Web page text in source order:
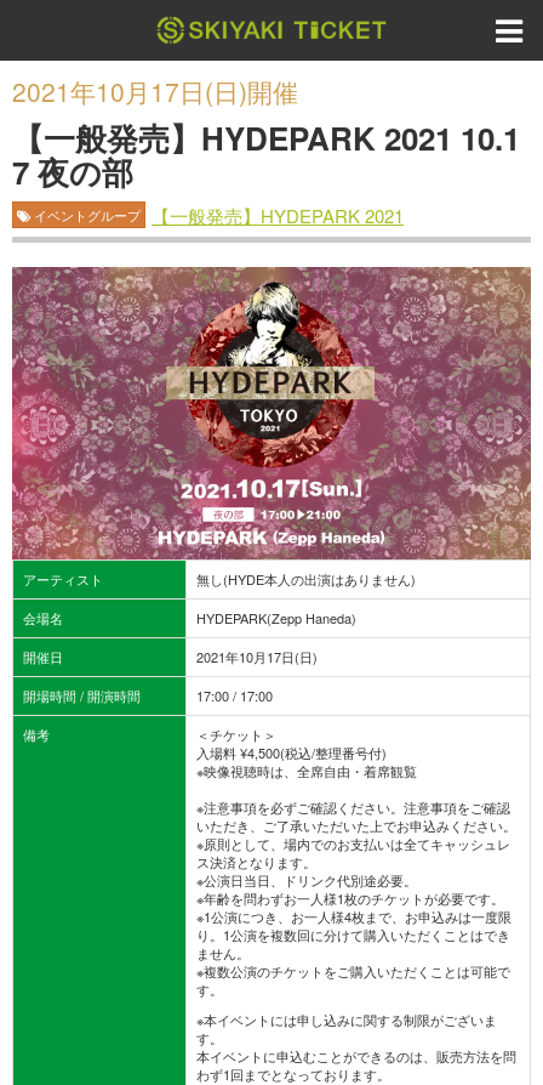
2021年10月17日(日)開催
【一般発売】HYDEPARK 2021 10.1
7 夜の部
イベントグループ 【一般発売】HYDEPARK 2021
アーティスト
無し(HYDE本人の出演はありません)
会場名
HYDEPARK(Zepp Haneda)
開催日
2021年10月17日(日)
開場時間 / 開演時間
17:00 / 17:00
備考
＜チケット＞
入場料 ¥4,500(税込/整理番号付)
※映像視聴時は、全席自由・着席観覧
※注意事項を必ずご確認ください。注意事項をご確認
いただき、ご了承いただいた上でお申込みください。
※原則として、場内でのお支払いは全てキャッシュレ
ス決済となります。
※公演日当日、ドリンク代別途必要。
※年齢を問わずお一人様1枚のチケットが必要です。
※1公演につき、お一人様4枚まで、お申込みは一度限
り。1公演を複数回に分けて購入いただくことはでき
ません。
※複数公演のチケットをご購入いただくことは可能で
す。
※本イベントには申し込みに関する制限がございま
す。
本イベントに申込むことができるのは、販売方法を問
わず1回までとなっております。